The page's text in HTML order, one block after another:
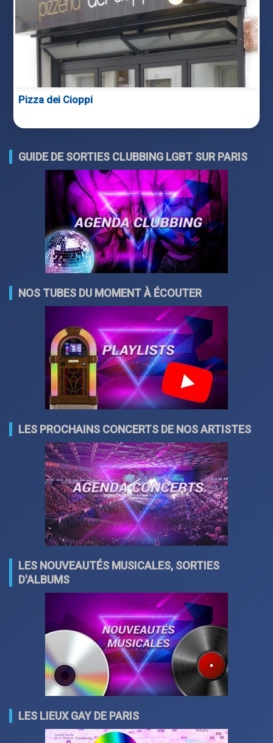
Pizza dei Cioppi
GUIDE DE SORTIES CLUBBING LGBT SUR PARIS
NOS TUBES DU MOMENT À ÉCOUTER
LES PROCHAINS CONCERTS DE NOS ARTISTES
LES NOUVEAUTÉS MUSICALES, SORTIES
D'ALBUMS
LES LIEUX GAY DE PARIS